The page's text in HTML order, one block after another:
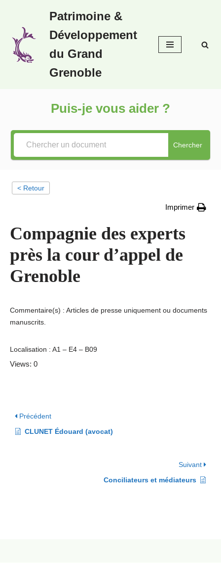
au
contenu
Patrimoine &
Développement
du Grand
Grenoble
Puis-je vous aider ?
Chercher
< Retour
Imprimer
Compagnie des experts
près la cour d’appel de
Grenoble
Commentaire(s) : Articles de presse uniquement ou documents
manuscrits.
Localisation : A1 – E4 – B09
Views: 0
Précédent
CLUNET Édouard (avocat)
Suivant
Conciliateurs et médiateurs